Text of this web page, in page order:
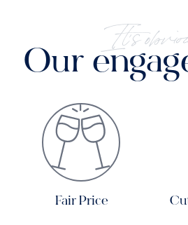
It's
Our
Fair Price